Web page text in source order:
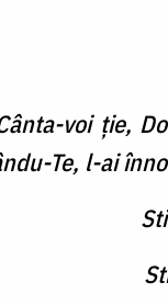
voi ţie,
Te, l-ai